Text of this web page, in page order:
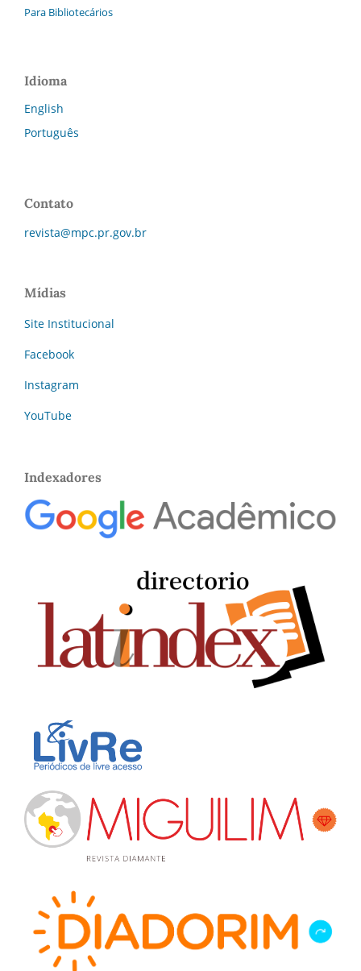
Para Bibliotecários
Idioma
English
Português
Contato
revista@mpc.pr.gov.br
Mídias
Site Institucional
Facebook
Instagram
YouTube
Indexadores